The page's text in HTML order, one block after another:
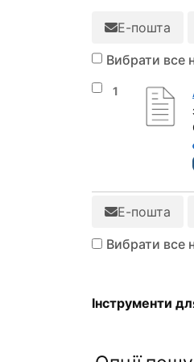
Е-пошта
Вибрати все
Вибрати
1
Е-пошта
Вибрати все
Інструменти